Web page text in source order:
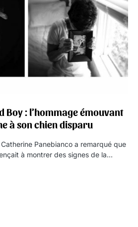
Boy : l’hommage émouvant
à son chien disparu
Panebianco a remarqué que
à montrer des signes de la…